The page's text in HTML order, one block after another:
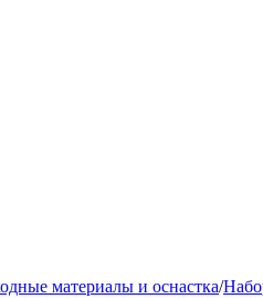
материалы и оснастка/